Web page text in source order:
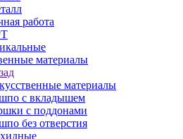
работа
материалы
материалы
с вкладышем
с поддонами
без отверстия